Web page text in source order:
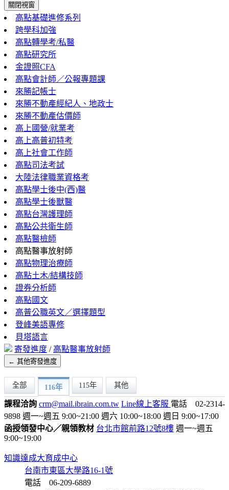
關閉視窗
高點基礎進修系列
跨學科加強
高點轉學考/私醫
高點研究所
金證照CFA
高點會計師／公報專題課
來勝記帳士
來勝不動產經紀人、地政士
來勝不動產估價師
高上國營/就業考
高上高普初特考
高上社會工作師
高點司法考試
大陸法律職業資格考
高點學士後中(西)醫
高點學士後獸醫
高點台灣護理師
高點公共衛生師
高點醫檢師
高點醫事放射師
高點物理治療師
高點土木/結構技師
證券分析師
高點國文
高普公職英文／選擇題型
登峰美語專修
貝塔語言
寄發進度 / 高點醫事放射師
← 其他寄發進度
全部 116年 115年 其他
課程洽詢 crm@mail.ibrain.com.tw Line線上客服 電話 02-2314-
9898 週一~週五 9:00~21:00 週六 10:00~18:00 週日 9:00~17:00
函授領發中心／親領教材 台北市館前路12號8樓 週一~週五
9:00~19:00
知識達成大育成中心
台南市東區大學路16-1號
電話 06-209-6889